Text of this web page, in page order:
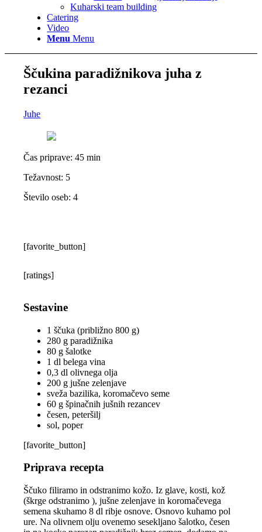
Kuharski team building
Catering
Video
Menu Menu
Ščukina paradižnikova juha z
rezanci
Juhe
Čas priprave:45 min
Težavnost: 5
Število oseb:4
[favorite_button]
[ratings]
Sestavine
1 ščuka (približno 800 g)
280 g paradižnika
80 g šalotke
1 dl belega vina
0,3 dl olivnega olja
200 g jušne zelenjave
sveža bazilika, koromačevo seme
60 g špinačnih jušnih rezancev
česen, peteršilj
sol, poper
[favorite_button]
Priprava recepta
Ščuko filiramo in odstranimo kožo. Iz glave, kosti, kož
(škrge odstranimo ), jušne zelenjave in koromačevega
semena skuhamo 8 dl ribje osnove. Osnovo kuhamo pol
ure. Na olivnem olju ovenemo sesekljano šalotko, česen